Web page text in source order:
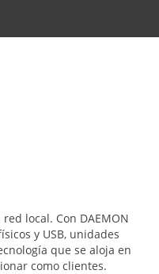
local. Con DAEMON
y USB, unidades
que se aloja en
como clientes.